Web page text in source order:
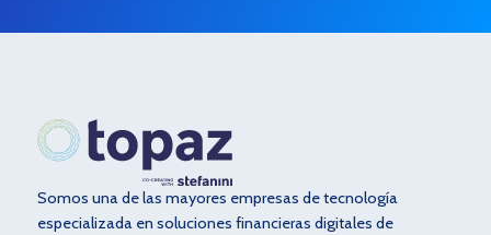
Somos una de las mayores empresas de tecnología
especializada en soluciones financieras digitales de